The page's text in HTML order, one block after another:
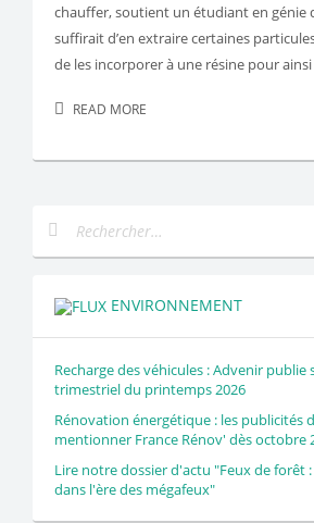
chauffer, soutient un étudiant en génie
suffirait d’en extraire certaines
de les incorporer à une résine pour
READ MORE
ENVIRONNEMENT
Recharge des véhicules : Advenir
trimestriel du printemps 2026
Rénovation énergétique : les publicités
mentionner France Rénov' dès octobre
Lire notre dossier d'actu "Feux de forêt
dans l'ère des mégafeux"